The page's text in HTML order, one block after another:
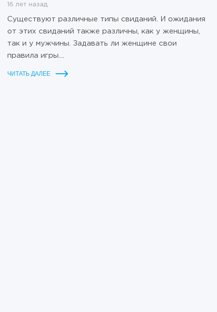
16 лет назад
Существуют различные типы свиданий. И ожидания
от этих свиданий также различны, как у женщины,
так и у мужчины. Задавать ли женщине свои
правила игры....
ЧИТАТЬ ДАЛЕЕ